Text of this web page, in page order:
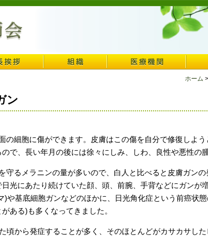
ホーム >
ン
の細胞に傷ができます。皮膚はこの傷を自分で修復しよ
で、長い年月の後には徐々にしみ、しわ、良性や悪性の
守るメラニンの量が多いので、白人と比べると皮膚ガン
光にあたり続けていた顔、頭、前腕、手背などにガンが
)や基底細胞ガンなどのほかに、日光角化症という前癌状
ある)も多くなってきました。
頃から発症することが多く、そのほとんどがカサカサし